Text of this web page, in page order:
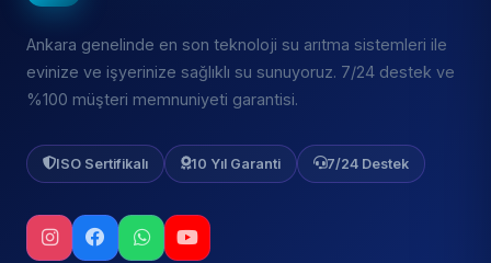
Ankara genelinde en son teknoloji su arıtma sistemleri ile
evinize ve işyerinize sağlıklı su sunuyoruz. 7/24 destek ve
%100 müşteri memnuniyeti garantisi.
ISO Sertifikalı 10 Yıl Garanti 7/24 Destek